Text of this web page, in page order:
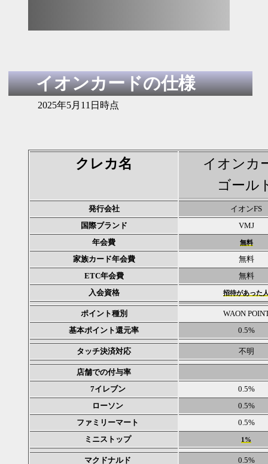
イオンカードの仕様
2025年5月11日時点
クレカ名
イオンカ
ゴール
発行会社
イオンFS
国際ブランド
VMJ
年会費
無料
家族カード年会費
無料
ETC年会費
無料
入会資格
招待があった
ポイント種別
WAON
基本ポイント還元率
0.5%
タッチ決済対応 不明
店舗での付与率
7イレブン
0.5%
ローソン
0.5%
ファミリーマート
0.5%
ミニストップ
1%
マクドナルド
0.5%